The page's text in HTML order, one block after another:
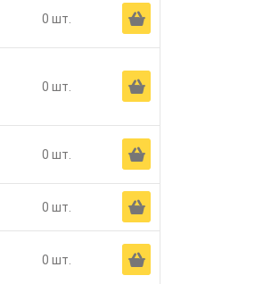
0 шт. Ä
0 шт. Ä
0 шт. Ä
0 шт. Ä
0 шт. Ä